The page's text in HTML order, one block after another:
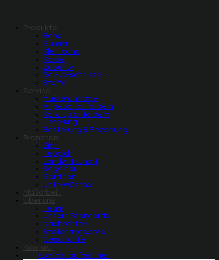
Produkte
Band
Gummi
Klettband
Kordel
Zubehör
Reißverschlüsse
Stoffe
Service
Musteranfrage
Angebot anfordern
Katalog anfordern
Lieferung
Bestellung & Bezahlung
Branchen
Sign
Teppich
Landwirtschaft
Segelbau
Gardinen
Unterwäsche
Maßarbeit
Über uns
Team
Unsere Standards
Nachrichten
Stellenangebote
Geschichte
Kontakt
Kontakt aufnehmen